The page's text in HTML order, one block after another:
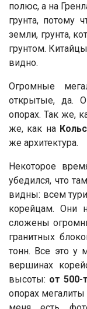
полюс, а на
грунта, потому
земли, грунта,
грунтом.
видно.
Огромные
открытые, да.
опорах. Так же,
же, как на
же архитектура.
Некоторое
убедился, что
видны: всем
корейцам. Они
сложены
гранитных
тонн. Все это у
вершинах
высоты: от 500-
опорах